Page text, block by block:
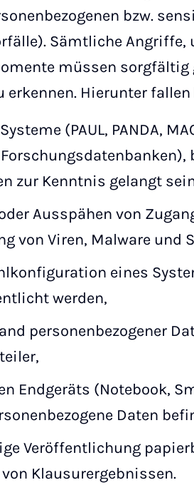
bzw.
Sämtliche Angriffe,
müssen sorgfältig
erkennen. Hierunter
(PAUL, PANDA,
zur Kenntnis gelangt
Ausspähen von
von Viren, Malware und
eines
werden,
personenbezogener
Endgeräts (Notebook,
Daten
Veröffentlichung
Klausurergebnissen.